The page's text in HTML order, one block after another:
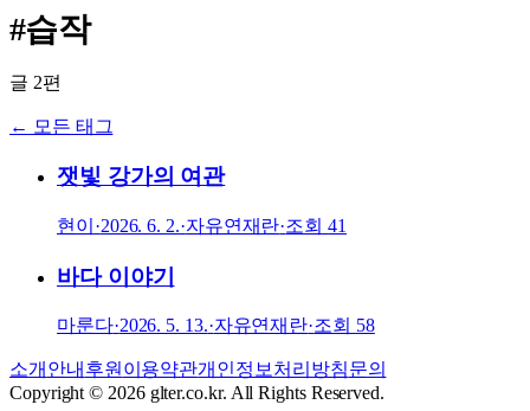
#습작
글 2편
← 모든 태그
잿빛 강가의 여관
현이 ·2026. 6. 2.·자유연재란·조회41
바다 이야기
마룬다·2026. 5. 13.·자유연재란·조회 58
소개 안내 후원 이용약관개인정보처리방침문의
Copyright © 2026 glter.co.kr. All Rights Reserved.